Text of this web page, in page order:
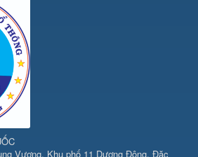
Vương, Khu phố 11 Dương Đông, Đặc